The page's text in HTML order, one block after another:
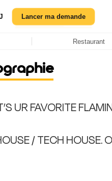
Lancer ma demande
Restaurant
UR FAVORITE
/ TECH HOUSE.